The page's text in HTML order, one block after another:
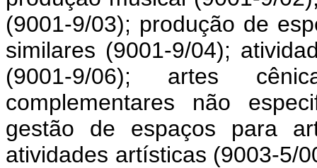
(9001-9/03); produção de
similares (9001-9/04);
(9001-9/06); artes
complementares não
gestão de espaços para
atividades artísticas (9003-5/